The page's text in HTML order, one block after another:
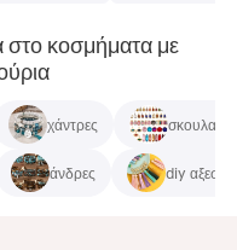
στο κοσμήματα με
χάντρες
άνδρες diy